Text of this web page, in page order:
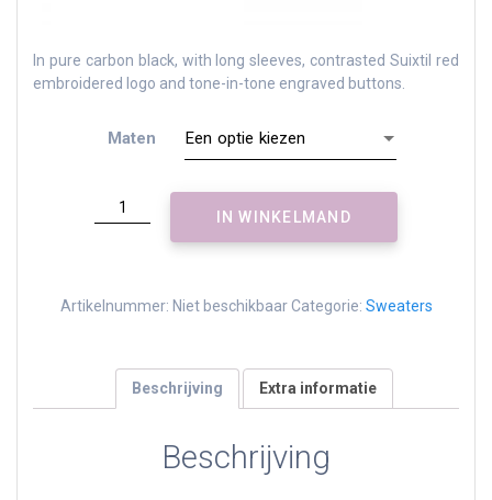
In pure carbon black, with long sleeves, contrasted Suixtil red
embroidered logo and tone-in-tone engraved buttons.
Maten
Targa
Pima
black
IN WINKELMAND
Artikelnummer: Niet beschikbaar Categorie: Sweaters
Beschrijving Extra informatie
Beschrijving